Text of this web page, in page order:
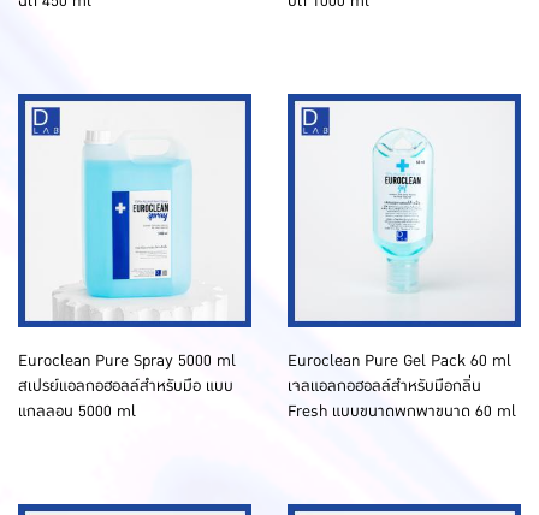
Euroclean Pure Spray 5000 ml
สเปรย์แอลกอฮอลล์สำหรับมือ แบบ
แกลลอน 5000 ml
Euroclean Pure Gel Pack 60 ml
เจลแอลกอฮอลล์สำหรับมือกลิ่น
Fresh แบบขนาดพกพาขนาด 60 ml